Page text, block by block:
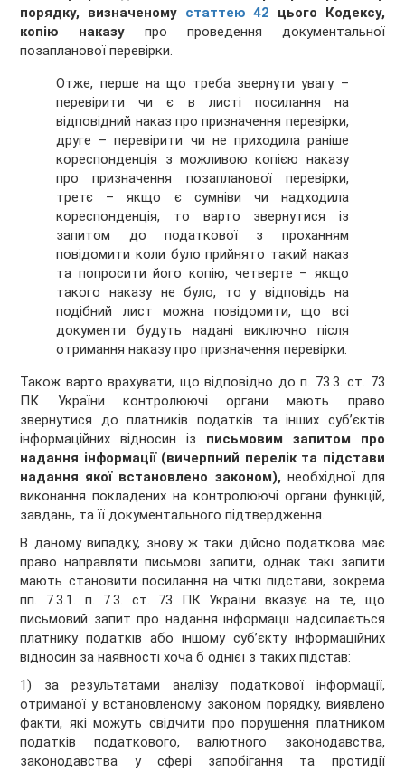
порядку, визначеному статтею 42 цього Кодексу,
копію наказу про проведення документальної
позапланової перевірки.
Отже, перше на що треба звернути увагу –
перевірити чи є в листі посилання на
відповідний наказ про призначення перевірки,
друге – перевірити чи не приходила раніше
кореспонденція з можливою копією наказу
про призначення позапланової перевірки,
третє – якщо є сумніви чи надходила
кореспонденція, то варто звернутися із
запитом до податкової з проханням
повідомити коли було прийнято такий наказ
та попросити його копію, четверте – якщо
такого наказу не було, то у відповідь на
подібний лист можна повідомити, що всі
документи будуть надані виключно після
отримання наказу про призначення перевірки.
Також варто врахувати, що відповідно до п. 73.3. ст. 73
ПК України контролюючі органи мають право
звернутися до платників податків та інших суб’єктів
інформаційних відносин із письмовим запитом про
надання інформації (вичерпний перелік та підстави
надання якої встановлено законом), необхідної для
виконання покладених на контролюючі органи функцій,
завдань, та її документального підтвердження.
В даному випадку, знову ж таки дійсно податкова має
право направляти письмові запити, однак такі запити
мають становити посилання на чіткі підстави, зокрема
пп. 7.3.1. п. 7.3. ст. 73 ПК України вказує на те, що
письмовий запит про надання інформації надсилається
платнику податків або іншому суб’єкту інформаційних
відносин за наявності хоча б однієї з таких підстав:
1) за результатами аналізу податкової інформації,
отриманої у встановленому законом порядку, виявлено
факти, які можуть свідчити про порушення платником
податків податкового, валютного законодавства,
законодавства у сфері запобігання та протидії